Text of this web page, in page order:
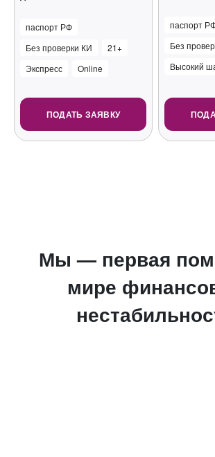
паспорт РФ
Без проверки КИ
21+
Экспресс
Online
ПОДАТЬ ЗАЯВКУ
паспорт
Без
Высокий
Мы — первая
мире